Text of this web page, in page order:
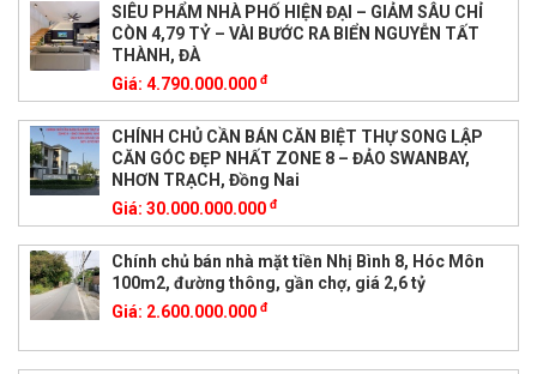
SIÊU PHẨM NHÀ PHỐ HIỆN ĐẠI – GIẢM SÂU CHỈ
CÒN 4,79 TỶ – VÀI BƯỚC RA BIỂN NGUYỄN TẤT
THÀNH, ĐÀ
Giá: 4.790.000.000 đ
CHÍNH CHỦ CẦN BÁN CĂN BIỆT THỰ SONG LẬP
CĂN GÓC ĐẸP NHẤT ZONE 8 – ĐẢO SWANBAY,
NHƠN TRẠCH, Đồng Nai
Giá: 30.000.000.000 đ
Chính chủ bán nhà mặt tiền Nhị Bình 8, Hóc Môn
100m2, đường thông, gần chợ, giá 2,6 tỷ
Giá: 2.600.000.000 đ